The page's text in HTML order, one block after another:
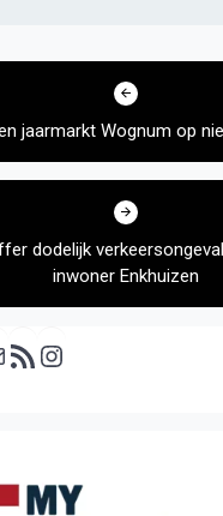
jaarmarkt Wognum op
dodelijk
inwoner Enkhuizen
E-mail RSS feed